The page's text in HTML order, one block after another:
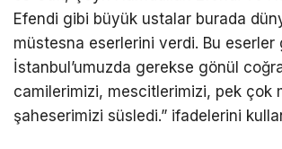
Efendi gibi büyük ustalar burada
müstesna eserlerini verdi. Bu eserler
İstanbul’umuzda gerekse gönül
camilerimizi, mescitlerimizi, pek çok
şaheserimizi süsledi.” ifadelerini